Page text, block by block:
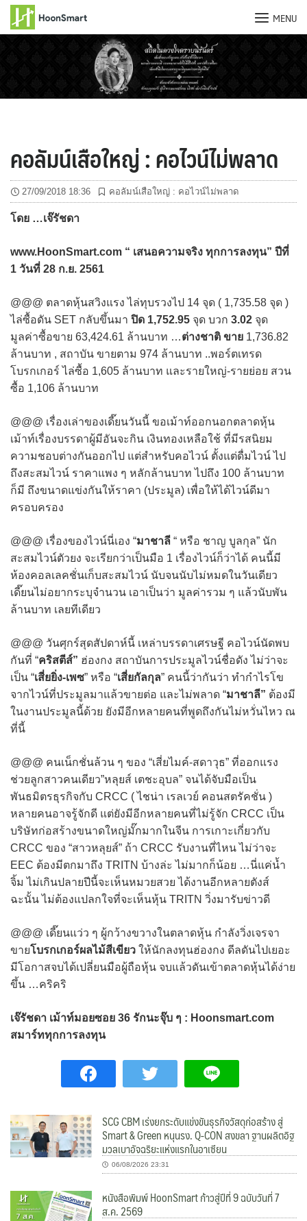
MENU
คอลัมน์เสือใหญ่ : คอไวน์ไม่พลาด
27/09/2018 18:36 คอลัมน์เสือใหญ่ : คอไวน์ไม่พลาด
โดย …เจ๊รัชดา
www.HoonSmart.com “ เสนอความจริง ทุกการลงทุน” ปีที่
1 วันที่ 28 ก.ย. 2561
@@@ ตลาดหุ้นสวิงแรง ไล่ทุบรวงไป 14 จุด ( 1,735.58 จุด )
ไล่ซื้อดัน SET กลับขึ้นมา ปิด 1,752.95 จุด บวก 3.02 จุด
มูลค่าซื้อขาย 63,424.61 ล้านบาท …ต่างชาติ ขาย 1,736.82
ล้านบาท , สถาบัน ขายตาม 974 ล้านบาท ..พอร์ตเทรด
โบรกเกอร์ ไล่ซื้อ 1,605 ล้านบาท และรายใหญ่-รายย่อย สวน
ซื้อ 1,106 ล้านบาท
@@@ เรื่องเล่าของเดี๊ยนวันนี้ ขอเม้าท์ออกนอกตลาดหุ้น
เม้าท์เรื่องบรรดาผู้มีอันจะกิน เงินทองเหลือใช้ ที่มีรสนิยม
ความชอบต่างกันออกไป แต่สำหรับคอไวน์ ตั้งแต่ดื่มไวน์ ไป
ถึงสะสมไวน์ ราคาแพง ๆ หลักล้านบาท ไปถึง 100 ล้านบาท
ก็มี ถึงขนาดแข่งกันให้ราคา (ประมูล) เพื่อให้ได้ไวน์ดีมา
ครอบครอง
@@@ เรื่องของไวน์นี่เอง “มาชาลี “ หรือ ชาญ บูลกุล” นัก
สะสมไวน์ตัวยง จะเรียกว่าเป็นมือ 1 เรื่องไวน์ก็ว่าได้ คนนี้มี
ห้องคอลเลคชั่นเก็บสะสมไวน์ นับจนนับไม่หมดในวันเดียว
เดี๊ยนไม่อยากระบุจำนวน เอาเป็นว่า มูลค่ารวม ๆ แล้วนับพัน
ล้านบาท เลยทีเดียว
@@@ วันศุกร์สุดสัปดาห์นี้ เหล่าบรรดาเศรษฐี คอไวน์นัดพบ
กันที่ “คริสตีส์” ฮ่องกง สถาบันการประมูลไวน์ชื่อดัง ไม่ว่าจะ
เป็น “เสี่ยยิ่ง-เพซ” หรือ “เสี่ยกัลกุล” คนนี้ว่ากันว่า ทำกำไรโข
จากไวน์ที่ประมูลมาแล้วขายต่อ และไม่พลาด “มาชาลี” ต้องมี
ในงานประมูลนี้ด้วย ยังมีอีกหลายคนที่พูดถึงกันไม่หวั่นไหว ณ
ที่นี้
@@@ คนเน็กชั่นล้วน ๆ ของ “เสี่ยไมค์-สดาวุธ” ที่ออกแรง
ช่วยลูกสาวคนเดียว”หลุยส์ เตชะอุบล” จนได้จับมือเป็น
พันธมิตรธุรกิจกับ CRCC ( ไชน่า เรลเวย์ คอนสตรัคชั่น )
หลายคนอาจรู้จักดี แต่ยังมีอีกหลายคนที่ไม่รู้จัก CRCC เป็น
บริษัทก่อสร้างขนาดใหญ่มั๊กมากในจีน การเกาะเกี่ยวกับ
CRCC ของ “สาวหลุยส์” ถ้า CRCC รับงานที่ไหน ไม่ว่าจะ
EEC ต้องมีตกมาถึง TRITN บ้างล่ะ ไม่มากก็น้อย …นี่แค่น้ำ
จิ้ม ไม่เกินปลายปีนี้จะเห็นหมวยสวย ได้งานอีกหลายตังส์
ฉะนั้น ไม่ต้องแปลกใจที่จะเห็นหุ้น TRITN วิ่งมารับข่าวดี
@@@ เดี๊ยนแว่ว ๆ ผู้กว้างขวางในตลาดหุ้น กำลังวิ่งเจรจา
ขายโบรกเกอร์ผลไม้สีเขียว ให้นักลงทุนฮ่องกง ดีลดันไปเยอะ
มีโอกาสจบได้เปลี่ยนมือผู้ถือหุ้น จบแล้วดันเข้าตลาดหุ้นได้ง่าย
ขึ้น …คริคริ
เจ๊รัชดา เม้าท์มอยซอย 36 รักนะจุ๊บ ๆ : Hoonsmart.com
สมาร์ททุกการลงทุน
SCG CBM เร่งยกระดับแข่งขันธุรกิจวัสดุก่อสร้าง สู่
Smart & Green หนุนรง. Q-CON สงขลา ฐานผลิตอิฐ
มวลเบาอัจฉริยะแห่งแรกในอาเซียน
06/08/2026 23:31
หนังสือพิมพ์ HoonSmart ก้าวสู่ปีที่ 9 ฉบับวันที่ 7
ส.ค. 2569